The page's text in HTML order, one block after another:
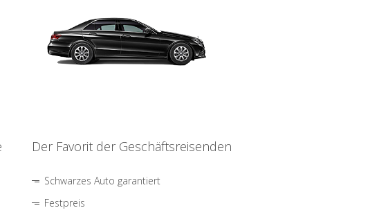
Der Favorit der Geschäftsreisenden
Schwarzes Auto garantiert
Festpreis